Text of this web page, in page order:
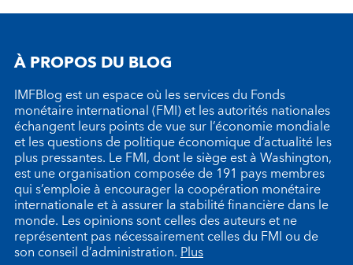
À PROPOS DU BLOG
IMFBlog est un espace où les services du Fonds
monétaire international (FMI) et les autorités nationales
échangent leurs points de vue sur l’économie mondiale
et les questions de politique économique d’actualité les
plus pressantes. Le FMI, dont le siège est à Washington,
est une organisation composée de 191 pays membres
qui s’emploie à encourager la coopération monétaire
internationale et à assurer la stabilité financière dans le
monde. Les opinions sont celles des auteurs et ne
représentent pas nécessairement celles du FMI ou de
son conseil d’administration.Plus